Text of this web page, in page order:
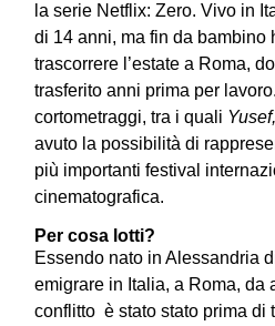
la serie Netflix: Zero. Vivo in
di 14 anni, ma fin da bambino
trascorrere l’estate a Roma,
trasferito anni prima per
cortometraggi, tra i quali Yusef,
avuto la possibilità di
più importanti festival
cinematografica.
Per cosa lotti?
Essendo nato in Alessandria
emigrare in Italia, a Roma, da
conflitto è stato stato prima di